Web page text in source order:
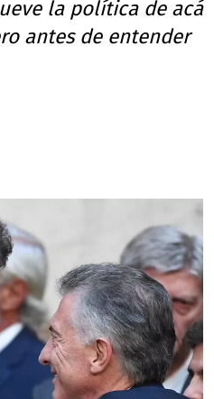
la política de acá
antes de entender